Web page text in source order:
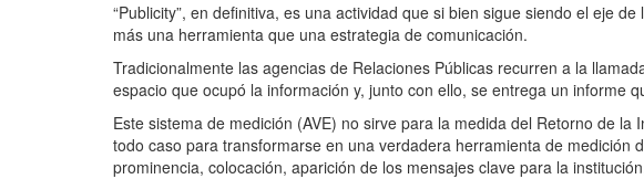
“Publicity”, en definitiva, es una actividad que si bien sigue siendo el eje
más una herramienta que una estrategia de comunicación.
Tradicionalmente las agencias de Relaciones Públicas recurren a la
espacio que ocupó la información y, junto con ello, se entrega un informe
Este sistema de medición (AVE) no sirve para la medida del Retorno de
todo caso para transformarse en una verdadera herramienta de
prominencia, colocación, aparición de los mensajes clave para la